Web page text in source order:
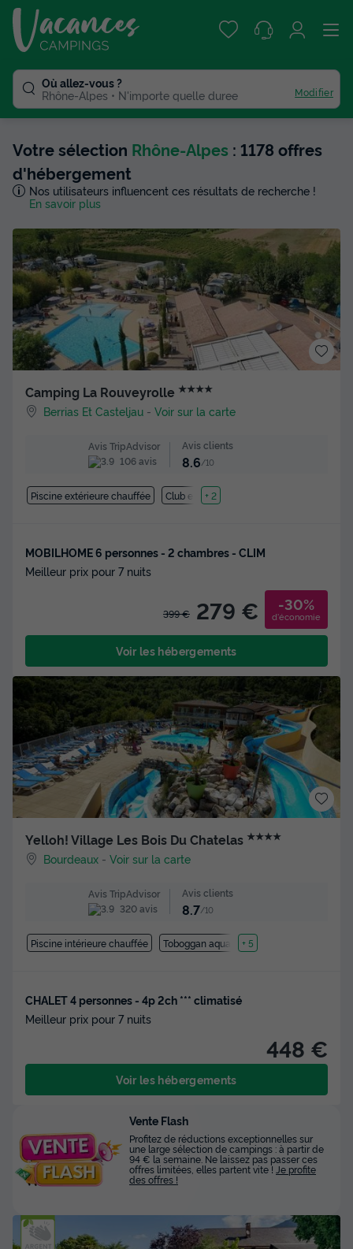
Où allez-vous ?
Rhône-Alpes
N'importe quelle duree Modifier
Votre sélection Rhône-Alpes : 1178 offres
d'hébergement
Nos utilisateurs influencent ces résultats de recherche !
En savoir plus
Camping La Rouveyrolle ★★★★
Berrias Et Casteljau -Voir sur la carte
Avis TripAdvisor
106 avis
Avis clients
8.6/10
Piscine extérieure chauffée Club enfant
+ 2
MOBILHOME 6 personnes - 2 chambres - CLIM
Meilleur prix pour 7 nuits
399 € 279 € -30%
d'économie
Voir les hébergements
Yelloh! Village Les Bois Du Chatelas ★★★★
Bourdeaux -Voir sur la carte
Avis TripAdvisor
320 avis
Avis clients
8.7/10
Piscine intérieure chauffée Toboggan aquatique
+ 5
CHALET 4 personnes - 4p 2ch *** climatisé
Meilleur prix pour 7 nuits
448 €
Voir les hébergements
Vente Flash
Profitez de réductions exceptionnelles sur
une large sélection de campings : à partir de
94 € la semaine. Ne laissez pas passer ces
offres limitées, elles partent vite ! Je profite
des offres !